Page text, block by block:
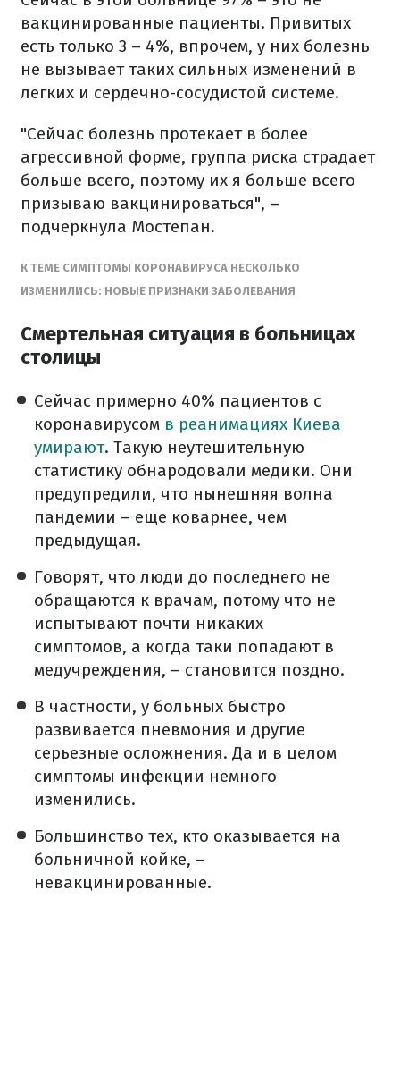
вакцинированные пациенты. Привитых
есть только 3 – 4%, впрочем, у них болезнь
не вызывает таких сильных изменений в
легких и сердечно-сосудистой системе.
"Сейчас болезнь протекает в более
агрессивной форме, группа риска страдает
больше всего, поэтому их я больше всего
призываю вакцинироваться", –
подчеркнула Мостепан.
К ТЕМЕ СИМПТОМЫ КОРОНАВИРУСА НЕСКОЛЬКО
ИЗМЕНИЛИСЬ: НОВЫЕ ПРИЗНАКИ ЗАБОЛЕВАНИЯ
Смертельная ситуация в больницах
столицы
Сейчас примерно 40% пациентов с
коронавирусом в реанимациях Киева
умирают. Такую неутешительную
статистику обнародовали медики. Они
предупредили, что нынешняя волна
пандемии – еще коварнее, чем
предыдущая.
Говорят, что люди до последнего не
обращаются к врачам, потому что не
испытывают почти никаких
симптомов, а когда таки попадают в
медучреждения, – становится поздно.
В частности, у больных быстро
развивается пневмония и другие
серьезные осложнения. Да и в целом
симптомы инфекции немного
изменились.
Большинство тех, кто оказывается на
больничной койке, –
невакцинированные.